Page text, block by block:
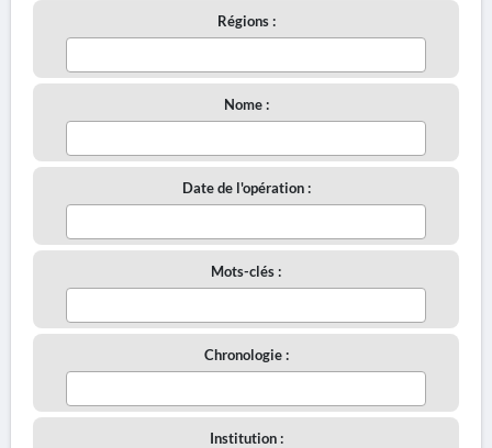
Régions :
Nome :
Date de l'opération :
Mots-clés :
Chronologie :
Institution :